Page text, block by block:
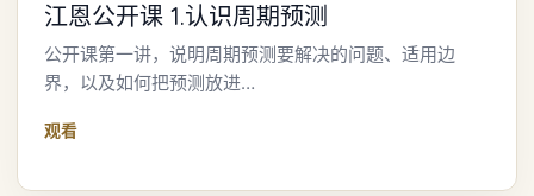
江恩公开课 1.认识周期预测
公开课第一讲，说明周期预测要解决的问题、适用边
界，以及如何把预测放进…
观看